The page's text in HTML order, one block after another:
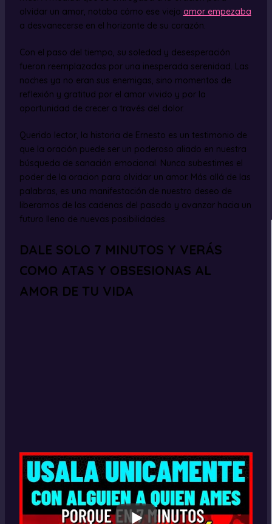
olvidar un amor, notaba cómo ese viejo amor empezaba
a desvanecerse en el horizonte de su corazón.
Con el paso del tiempo, su soledad y desesperación
fueron reemplazadas por una inesperada serenidad. Las
noches ya no eran sus enemigas, sino momentos de
reflexión y gratitud por el amor vivido y por la
oportunidad de crecer a través del dolor.
Querido lector, la historia de Ernesto es un testimonio de
que la oración puede ser un poderoso aliado en nuestra
búsqueda de sanación emocional. Nunca subestimes el
poder de la oracion para olvidar un amor. Más allá de las
palabras, es una manifestación de nuestro deseo de
liberarnos de las cadenas del pasado y avanzar hacia un
futuro lleno de nuevas posibilidades.
DALE SOLO 7 MINUTOS Y VERÁS
COMO ATAS Y OBSESIONAS AL
AMOR DE TU VIDA